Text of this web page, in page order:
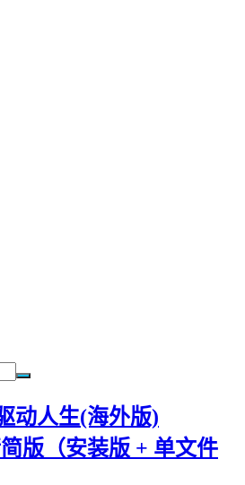
动人生(海外版)
版（安装版 + 单文件